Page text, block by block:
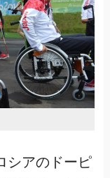
シアのドーピ